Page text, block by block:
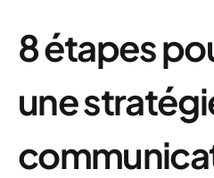
8 étapes
une